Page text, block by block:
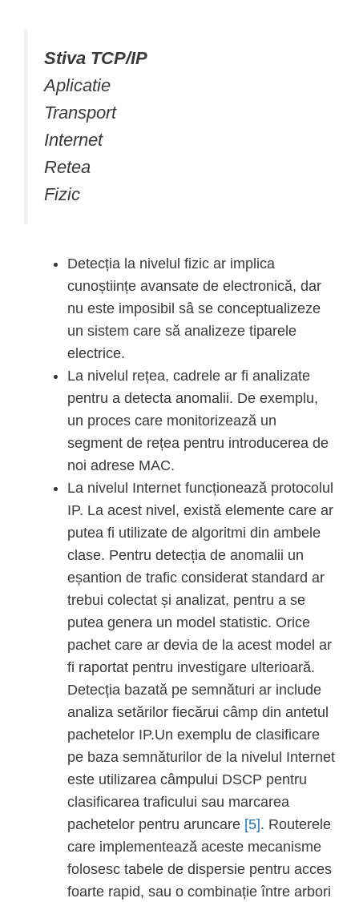
Stiva TCP/IP
Aplicatie
Transport
Internet
Retea
Fizic
Detecția la nivelul fizic ar implica
cunoștiințe avansate de electronică, dar
nu este imposibil sâ se conceptualizeze
un sistem care să analizeze tiparele
electrice.
La nivelul rețea, cadrele ar fi analizate
pentru a detecta anomalii. De exemplu,
un proces care monitorizează un
segment de rețea pentru introducerea de
noi adrese MAC.
La nivelul Internet funcționează protocolul
IP. La acest nivel, există elemente care ar
putea fi utilizate de algoritmi din ambele
clase. Pentru detecția de anomalii un
eșantion de trafic considerat standard ar
trebui colectat și analizat, pentru a se
putea genera un model statistic. Orice
pachet care ar devia de la acest model ar
fi raportat pentru investigare ulterioară.
Detecția bazată pe semnături ar include
analiza setărilor fiecărui câmp din antetul
pachetelor IP.Un exemplu de clasificare
pe baza semnăturilor de la nivelul Internet
este utilizarea câmpului DSCP pentru
clasificarea traficului sau marcarea
pachetelor pentru aruncare [5]. Routerele
care implementează aceste mecanisme
folosesc tabele de dispersie pentru acces
foarte rapid, sau o combinație între arbori